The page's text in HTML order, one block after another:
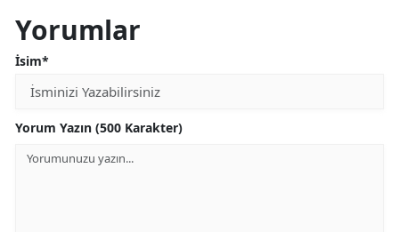
Yorumlar
İsim*
Yorum Yazın (500 Karakter)